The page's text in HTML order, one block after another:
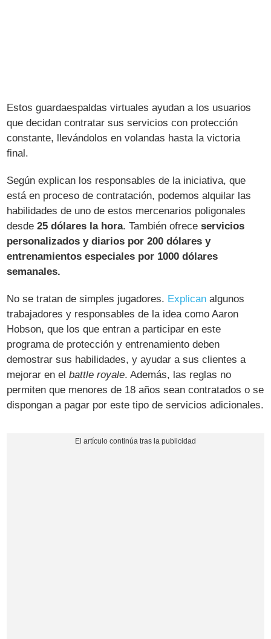
Estos guardaespaldas virtuales ayudan a los usuarios
que decidan contratar sus servicios con protección
constante, llevándolos en volandas hasta la victoria
final.
Según explican los responsables de la iniciativa, que
está en proceso de contratación, podemos alquilar las
habilidades de uno de estos mercenarios poligonales
desde 25 dólares la hora. También ofreceservicios
personalizados y diarios por 200 dólares y
entrenamientos especiales por 1000 dólares
semanales.
No se tratan de simples jugadores. Explican algunos
trabajadores y responsables de la idea como Aaron
Hobson, que los que entran a participar en este
programa de protección y entrenamiento deben
demostrar sus habilidades, y ayudar a sus clientes a
mejorar en elbattle royale. Además, las reglas no
permiten que menores de 18 años sean contratados o se
dispongan a pagar por este tipo de servicios adicionales.